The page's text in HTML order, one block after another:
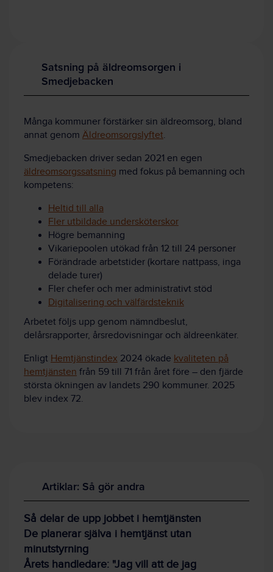
Satsning på äldreomsorgen i
Smedjebacken
Många kommuner förstärker sin äldreomsorg, bland
annat genom Äldreomsorgslyftet.
Smedjebacken driver sedan 2021 en egen
äldreomsorgssatsning med fokus på bemanning och
kompetens:
Heltid till alla
Fler utbildade undersköterskor
Högre bemanning
Vikariepoolen utökad från 12 till 24 personer
Förändrade arbetstider (kortare nattpass, inga
delade turer)
Fler chefer och mer administrativt stöd
Digitalisering och välfärdsteknik
Arbetet följs upp genom nämndbeslut,
delårsrapporter, årsredovisningar och äldreenkäter.
Enligt Hemtjänstindex 2024 ökade kvaliteten på
hemtjänsten från 59 till 71 från året före – den fjärde
största ökningen av landets 290 kommuner. 2025
blev index 72.
Artiklar: Så gör andra
Så delar de upp jobbet i hemtjänsten
De planerar själva i hemtjänst utan
minutstyrning
Årets handledare: "Jag vill att de jag